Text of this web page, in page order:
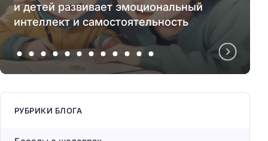
и детей развивает эмоциональный
интеллект и самостоятельность
РУБРИКИ БЛОГА